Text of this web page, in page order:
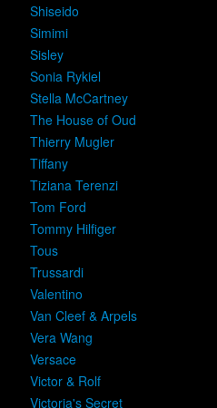
Shiseido
Simimi
Sisley
Sonia Rykiel
Stella McCartney
The House of Oud
Thierry Mugler
Tiffany
Tiziana Terenzi
Tom Ford
Tommy Hilfiger
Tous
Trussardi
Valentino
Van Cleef & Arpels
Vera Wang
Versace
Victor & Rolf
Victoria's Secret